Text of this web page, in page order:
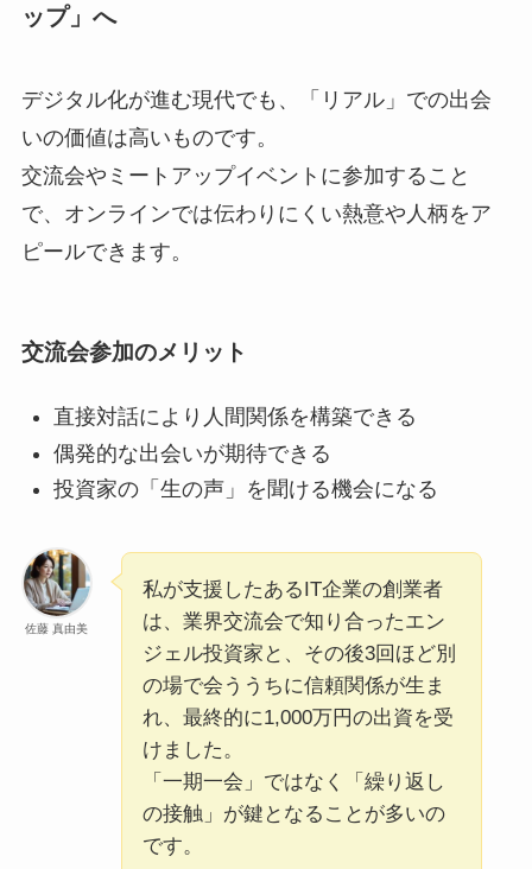
ップ」へ
デジタル化が進む現代でも、「リアル」での出会
いの価値は高いものです。
交流会やミートアップイベントに参加すること
で、オンラインでは伝わりにくい熱意や人柄をア
ピールできます。
交流会参加のメリット
直接対話により人間関係を構築できる
偶発的な出会いが期待できる
投資家の「生の声」を聞ける機会になる
佐藤 真由美
私が支援したあるIT企業の創業者
は、業界交流会で知り合ったエン
ジェル投資家と、その後3回ほど別
の場で会ううちに信頼関係が生ま
れ、最終的に1,000万円の出資を受
けました。
「一期一会」ではなく「繰り返し
の接触」が鍵となることが多いの
です。